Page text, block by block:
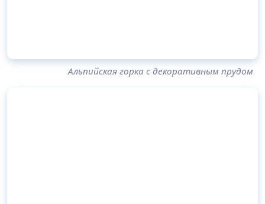
Альпийская горка с декоративным прудом